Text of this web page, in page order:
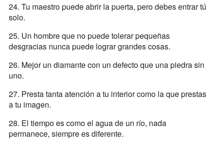
24. Tu maestro puede abrir la puerta, pero debes entrar tú
solo.
25. Un hombre que no puede tolerar pequeñas
desgracias nunca puede lograr grandes cosas.
26. Mejor un diamante con un defecto que una piedra sin
uno.
27. Presta tanta atención a tu interior como la que prestas
a tu imagen.
28. El tiempo es como el agua de un río, nada
permanece, siempre es diferente.